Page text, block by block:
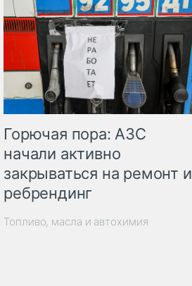
Горючая пора: АЗС
начали активно
закрываться на ремонт и
ребрендинг
Топливо, масла и автохимия